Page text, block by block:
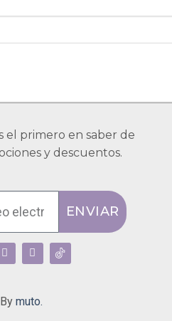
el primero en saber de
y descuentos.
ENVIAR
muto.